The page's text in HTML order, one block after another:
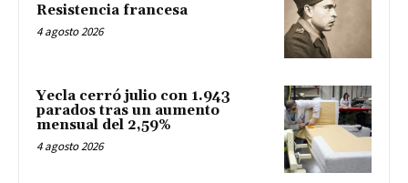
Resistencia francesa
4 agosto 2026
Yecla cerró julio con 1.943
parados tras un aumento
mensual del 2,59%
4 agosto 2026